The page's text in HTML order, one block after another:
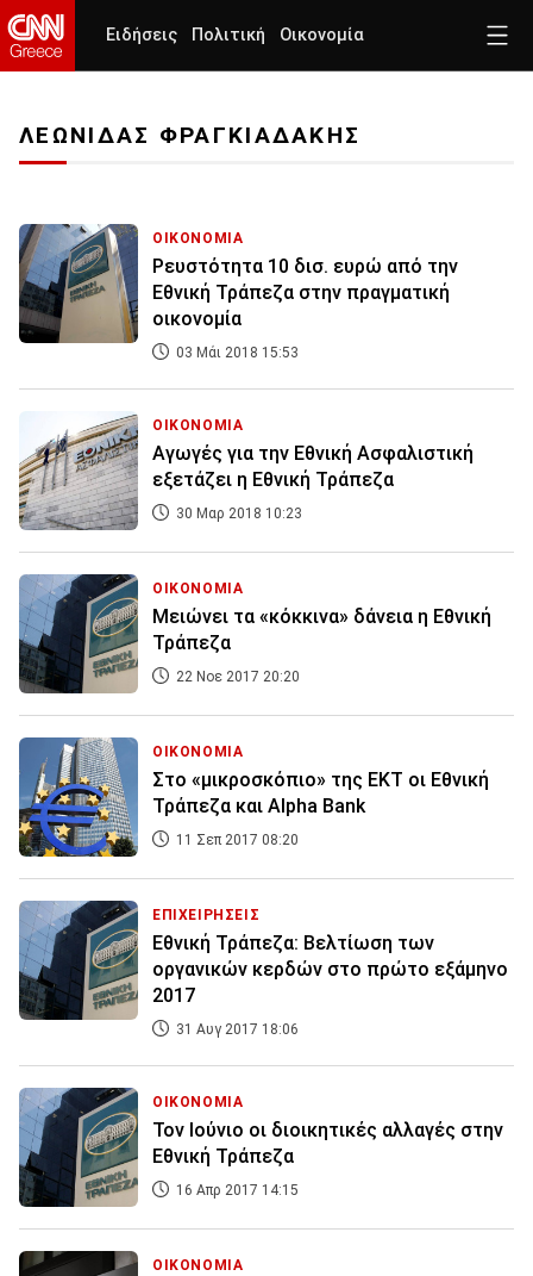
Ειδήσεις Πολιτική Οικονομία
ΛΕΩΝΙΔΑΣ ΦΡΑΓΚΙΑΔΑΚΗΣ
ΟΙΚΟΝΟΜΙΑ
Ρευστότητα 10 δισ. ευρώ από την
Εθνική Τράπεζα στην πραγματική
οικονομία
03 Μάι 2018 15:53
ΟΙΚΟΝΟΜΙΑ
Αγωγές για την Εθνική Ασφαλιστική
εξετάζει η Εθνική Τράπεζα
30 Μαρ 2018 10:23
ΟΙΚΟΝΟΜΙΑ
Μειώνει τα «κόκκινα» δάνεια η Εθνική
Τράπεζα
22 Νοε 2017 20:20
ΟΙΚΟΝΟΜΙΑ
Στο «μικροσκόπιο» της ΕΚΤ οι Εθνική
Τράπεζα και Alpha Bank
11 Σεπ 2017 08:20
ΕΠΙΧΕΙΡΗΣΕΙΣ
Εθνική Τράπεζα: Βελτίωση των
οργανικών κερδών στο πρώτο εξάμηνο
2017
31 Αυγ 2017 18:06
ΟΙΚΟΝΟΜΙΑ
Τον Ιούνιο οι διοικητικές αλλαγές στην
Εθνική Τράπεζα
16 Απρ 2017 14:15
ΟΙΚΟΝΟΜΙΑ